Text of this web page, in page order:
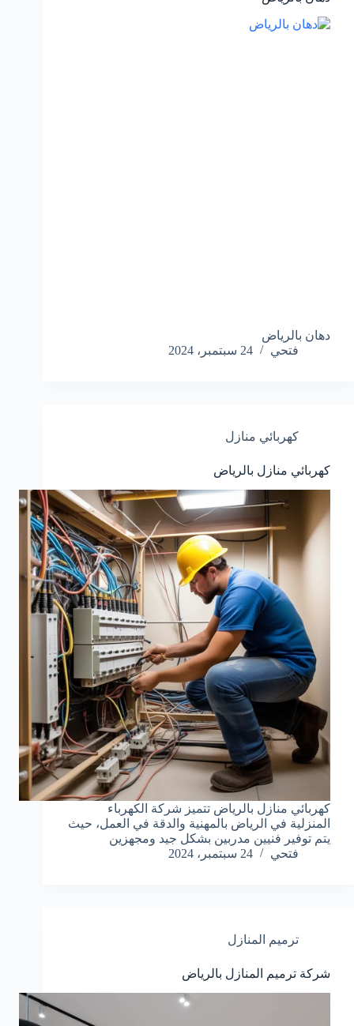
دهان بالرياض
فتحي
24 سبتمبر، 2024
كهربائي منازل
كهربائي منازل بالرياض
كهربائي منازل بالرياض تتميز شركة الكهرباء
المنزلية في الرياض بالمهنية والدقة في العمل، حيث
يتم توفير فنيين مدربين بشكل جيد ومجهزين
فتحي
24 سبتمبر، 2024
ترميم المنازل
شركة ترميم المنازل بالرياض